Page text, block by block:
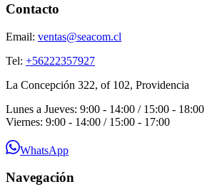
Contacto
Email: ventas@seacom.cl
Tel: +56222357927
La Concepción 322, of 102, Providencia
Lunes a Jueves: 9:00 - 14:00 / 15:00 - 18:00
Viernes: 9:00 - 14:00 / 15:00 - 17:00
WhatsApp
Navegación